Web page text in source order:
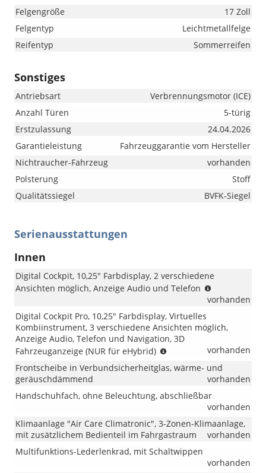
Felgengröße
17 Zoll
Felgentyp
Leichtmetallfelge
Reifentyp
Sommerreifen
Sonstiges
Antriebsart
Verbrennungsmotor (ICE)
Anzahl Türen
5-türig
Erstzulassung
24.04.2026
Garantieleistung
Fahrzeuggarantie vom Hersteller
Nichtraucher-Fahrzeug
vorhanden
Polsterung
Stoff
Qualitätssiegel
BVFK-Siegel
Serienausstattungen
Innen
Digital Cockpit, 10,25" Farbdisplay, 2 verschiedene
Ansichten möglich, Anzeige Audio und Telefon
für
vorhanden
Digital Cockpit Pro, 10,25" Farbdisplay, Virtuelles
Kombiinstrument, 3 verschiedene Ansichten möglich,
Anzeige Audio, Telefon und Navigation, 3D
Fahrzeuganzeige (NUR für eHybrid)
eHybrid)
vorhanden
Frontscheibe in Verbundsicherheitglas, wärme- und
geräuschdämmend
vorhanden
Handschuhfach, ohne Beleuchtung, abschließbar
vorhanden
Klimaanlage "Air Care Climatronic", 3-Zonen-Klimaanlage,
mit zusätzlichem Bedienteil im Fahrgastraum
vorhanden
Multifunktions-Lederlenkrad, mit Schaltwippen
vorhanden